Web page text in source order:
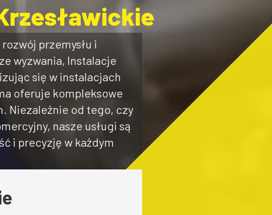
przemysłu i
wyzwania, Instalacje
się w instalacjach
oferuje kompleksowe
Niezależnie od tego, czy
nasze usługi są
i precyzję w każdym